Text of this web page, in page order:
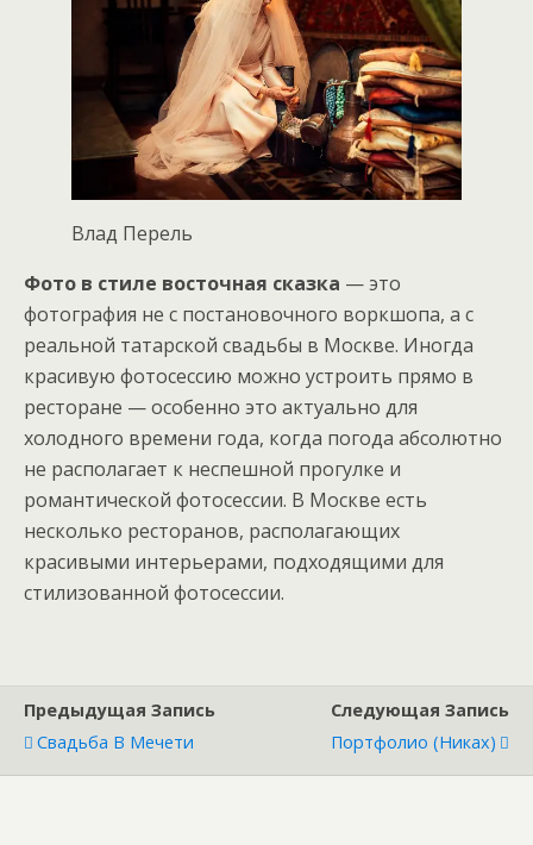
Влад Перель
Фото в стиле восточная сказка — это
фотография не с постановочного воркшопа, а с
реальной татарской свадьбы в Москве. Иногда
красивую фотосессию можно устроить прямо в
ресторане — особенно это актуально для
холодного времени года, когда погода абсолютно
не располагает к неспешной прогулке и
романтической фотосессии. В Москве есть
несколько ресторанов, располагающих
красивыми интерьерами, подходящими для
стилизованной фотосессии.
Предыдущая Запись
Свадьба В Мечети
Следующая Запись
Портфолио (никах)